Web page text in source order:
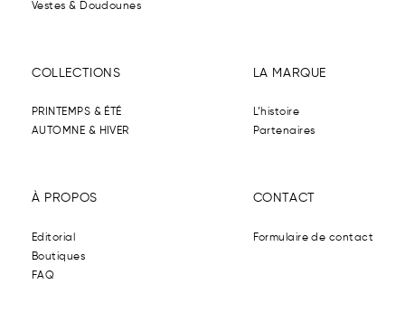
Vestes & Doudounes
LA MARQUE
L’histoire
Partenaires
À PROPOS
Editorial
Boutiques
FAQ
COLLECTIONS
PRINTEMPS & ÉTÉ
AUTOMNE & HIVER
CONTACT
Formulaire de contact